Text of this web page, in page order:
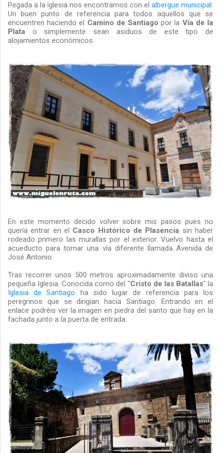
Pegada a la iglesia nos encontramos con el albergue municipal .
Un buen punto de referencia para todos aquellos que se
encuentren haciendo el Camino de Santiago por la Vía de la
Plata o simplemente sean asiduos de este tipo de
alojamientos económicos.
En este momento decido volver sobre mis pasos pues no
quería entrar en el Casco Histórico de Plasencia sin haber
rodeado primero las murallas por el exterior. Vuelvo hasta el
acueducto para tomar una vía diferente llamada Avenida de
José Antonio.
Tras recorrer unos 500 metros aproximadamente diviso una
pequeña Iglesia. Conocida como del "Cristo de las Batallas" la
Iglesia de Santiago ha sido lugar de referencia para los
peregrinos que se dirigían hacia Santiago. Entrando en el
enlace podréis ver la imagen en piedra del santo que hay en la
fachada junto a la puerta de entrada.